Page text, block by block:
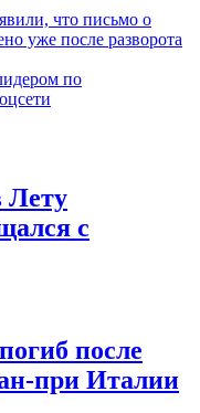
что письмо о
уже после разворота
по
Лету
с
после
при Италии